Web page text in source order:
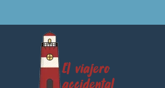
al
contenido